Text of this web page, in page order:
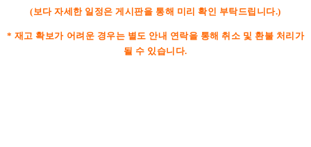
(보다 자세한 일정은 게시판을 통해 미리 확인 부탁드립니다.)
* 재고 확보가 어려운 경우는 별도 안내 연락을 통해 취소 및 환불 처리가
될 수 있습니다.